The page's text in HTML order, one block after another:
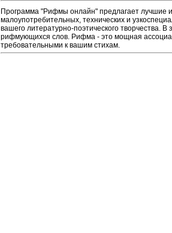
Программа "Рифмы онлайн" предлагает лучшие
малоупотребительных, технических и
вашего литературно-поэтического творчества.
рифмующихся слов. Рифма - это мощная
требовательными к вашим стихам.